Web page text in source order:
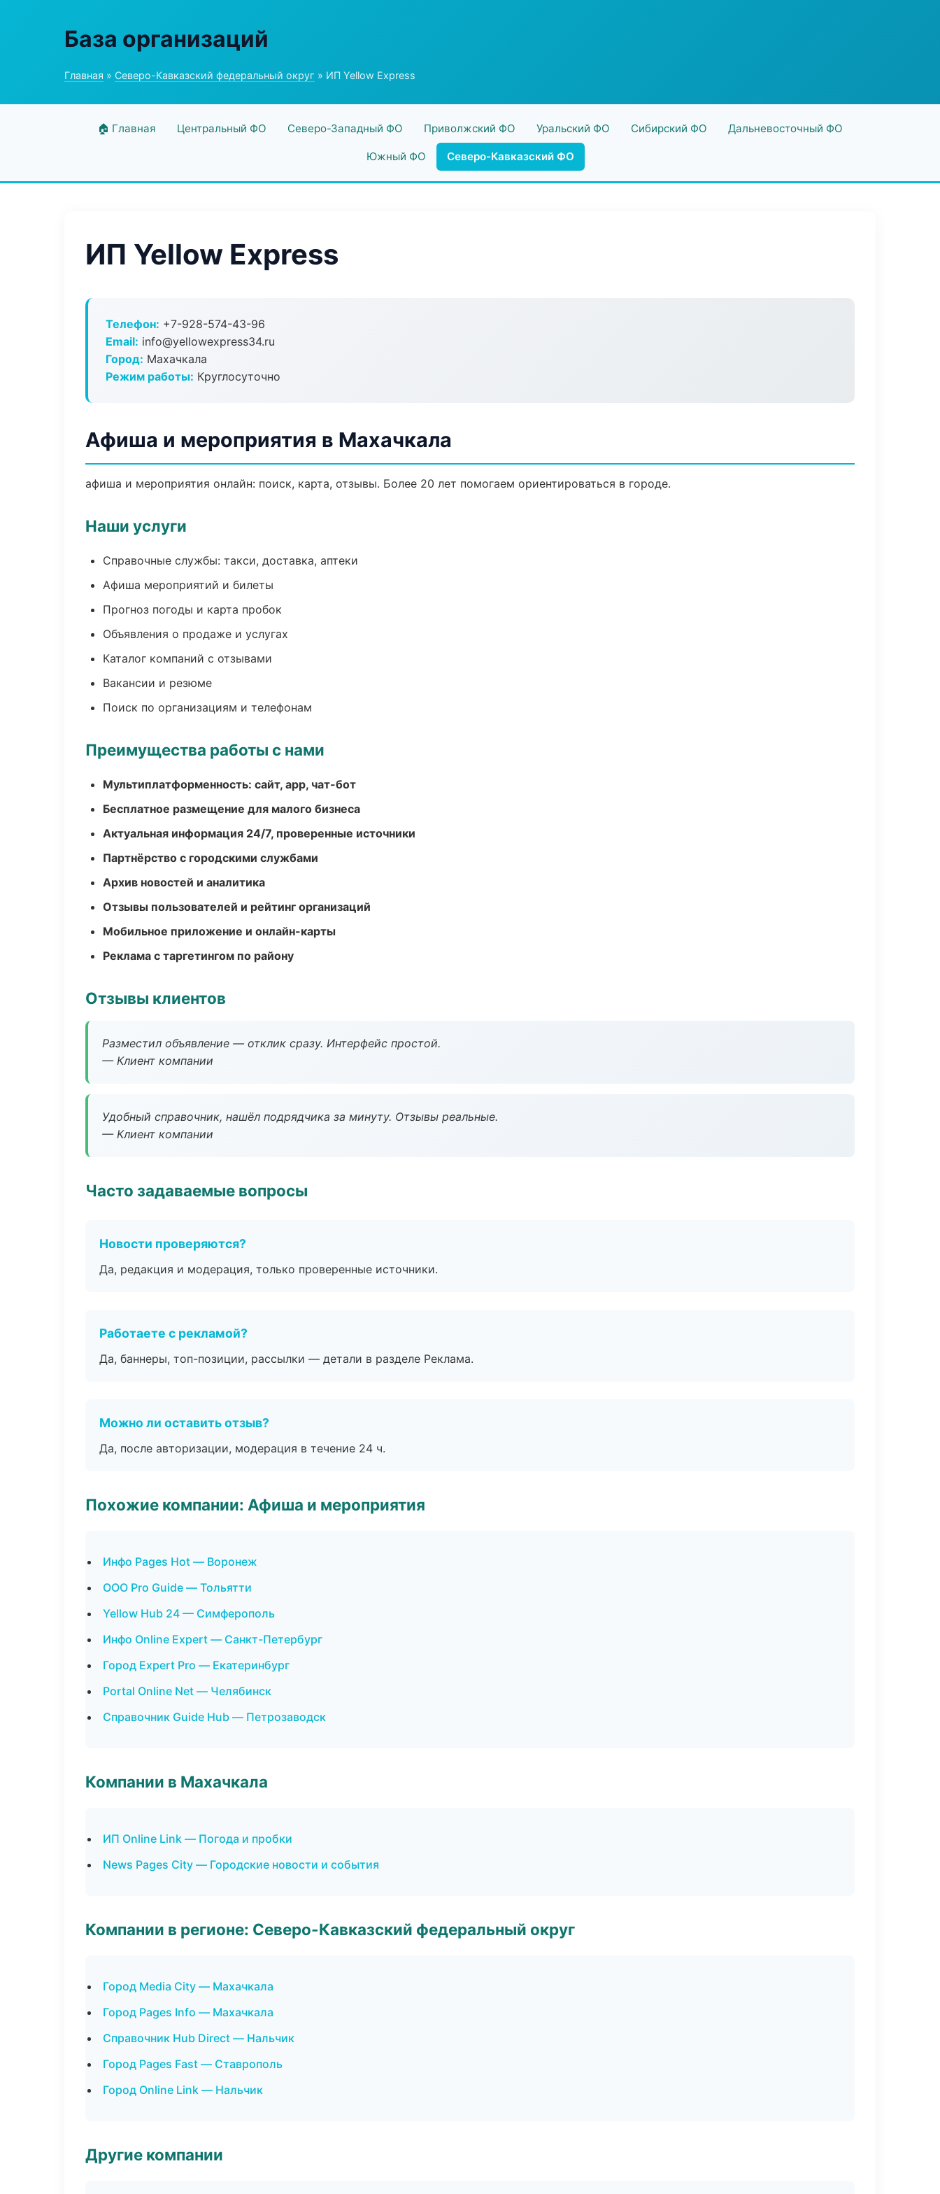
База организаций
Главная » Северо-Кавказский федеральный округ » ИП Yellow Express
🏠 Главная Центральный ФО Северо-Западный ФО Приволжский ФО Уральский ФО Сибирский ФО Дальневосточный ФО
Южный ФО Северо-Кавказский ФО
ИП Yellow Express
Телефон: +7-928-574-43-96
Email: info@yellowexpress34.ru
Город: Махачкала
Режим работы: Круглосуточно
Афиша и мероприятия в Махачкала
афиша и мероприятия онлайн: поиск, карта, отзывы. Более 20 лет помогаем ориентироваться в городе.
Наши услуги
Справочные службы: такси, доставка, аптеки
Афиша мероприятий и билеты
Прогноз погоды и карта пробок
Объявления о продаже и услугах
Каталог компаний с отзывами
Вакансии и резюме
Поиск по организациям и телефонам
Преимущества работы с нами
Мультиплатформенность: сайт, app, чат-бот
Бесплатное размещение для малого бизнеса
Актуальная информация 24/7, проверенные источники
Партнёрство с городскими службами
Архив новостей и аналитика
Отзывы пользователей и рейтинг организаций
Мобильное приложение и онлайн-карты
Реклама с таргетингом по району
Отзывы клиентов
Разместил объявление — отклик сразу. Интерфейс простой.
— Клиент компании
Удобный справочник, нашёл подрядчика за минуту. Отзывы реальные.
— Клиент компании
Часто задаваемые вопросы
Новости проверяются?
Да, редакция и модерация, только проверенные источники.
Работаете с рекламой?
Да, баннеры, топ-позиции, рассылки — детали в разделе Реклама.
Можно ли оставить отзыв?
Да, после авторизации, модерация в течение 24 ч.
Похожие компании: Афиша и мероприятия
Инфо Pages Hot — Воронеж
ООО Pro Guide — Тольятти
Yellow Hub 24 — Симферополь
Инфо Online Expert — Санкт-Петербург
Город Expert Pro — Екатеринбург
Portal Online Net — Челябинск
Справочник Guide Hub — Петрозаводск
Компании в Махачкала
ИП Online Link — Погода и пробки
News Pages City — Городские новости и события
Компании в регионе: Северо-Кавказский федеральный округ
Город Media City — Махачкала
Город Pages Info — Махачкала
Справочник Hub Direct — Нальчик
Город Pages Fast — Ставрополь
Город Online Link — Нальчик
Другие компании